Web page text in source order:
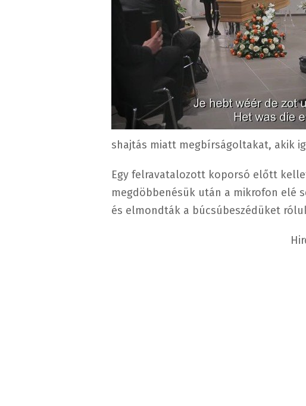
shajtás miatt megbírságoltakat, akik
Egy felravatalozott koporsó előtt
megdöbbenésük után a mikrofon elé
és elmondták a búcsúbeszédüket